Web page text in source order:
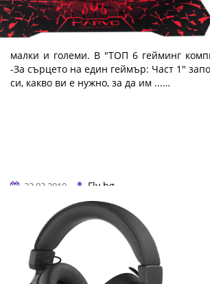
ТОП 6 гейминг компютри и
един геймър: Част 2
Компютърните игри са любимо
малки и големи. В "ТОП 6 гейминг
-За сърцето на един геймър: Част 1"
си, какво ви е нужно, за да им ...…
22.03.2019
Fly.bg